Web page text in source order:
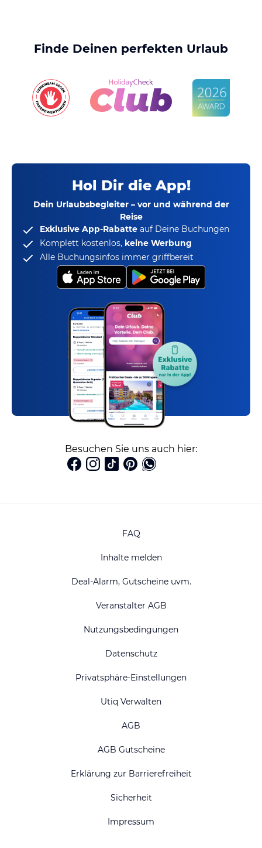
Finde Deinen perfekten Urlaub
Hol Dir die App!
Dein Urlaubsbegleiter – vor und während der
Reise
Exklusive App-Rabatte auf Deine Buchungen
Komplett kostenlos, keine Werbung
Alle Buchungsinfos immer griffbereit
Besuchen Sie uns auch hier:
FAQ
Inhalte melden
Deal-Alarm, Gutscheine uvm.
Veranstalter AGB
Nutzungsbedingungen
Datenschutz
Privatsphäre-Einstellungen
Utiq Verwalten
AGB
AGB Gutscheine
Erklärung zur Barrierefreiheit
Sicherheit
Impressum